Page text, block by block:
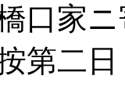
口家
二日